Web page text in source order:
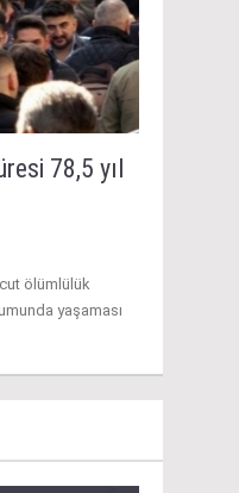
78,5 yıl
ölümlülük
yaşaması